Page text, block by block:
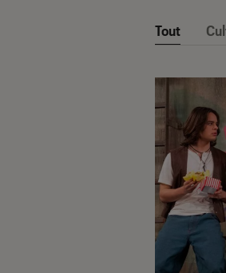
Tout